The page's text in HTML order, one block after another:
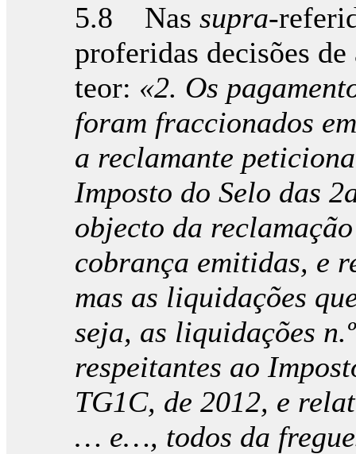
5.8 Nassupra-
proferidas decisões
teor: «2. Os
foram fraccionados
a reclamante
Imposto do Selo das
objecto da
cobrança emitidas, e
mas as liquidações
seja, as liquidações
respeitantes ao
TG1C, de 2012, e
… e…, todos da